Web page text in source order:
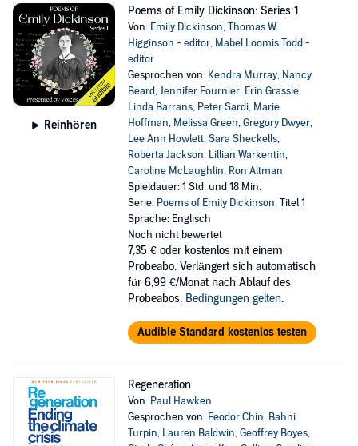
Reinhören
Poems of Emily Dickinson: Series 1
Von: Emily Dickinson,Thomas W.
Higginson - editor, Mabel Loomis Todd -
editor
Gesprochen von: Kendra Murray, Nancy
Beard,Jennifer Fournier, Erin Grassie,
Linda Barrans, Peter Sardi, Marie
Hoffman, Melissa Green,Gregory Dwyer,
Lee Ann Howlett,Sara Sheckells,
Roberta Jackson, Lillian Warkentin,
Caroline McLaughlin, Ron Altman
Spieldauer: 1 Std. und 18 Min.
Serie: Poems of Emily Dickinson, Titel 1
Sprache: Englisch
Noch nicht bewertet
7,35 € oder kostenlos mit einem
Probeabo. Verlängert sich automatisch
für 6,99 €/Monat nach Ablauf des
Probeabos. Bedingungen gelten.
Audible Standard kostenlos testen
Regeneration
Von: Paul Hawken
Gesprochen von: Feodor Chin, Bahni
Turpin, Lauren Baldwin,Geoffrey Boyes,